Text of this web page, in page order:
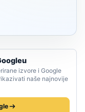
izvore i Google
naše najnovije